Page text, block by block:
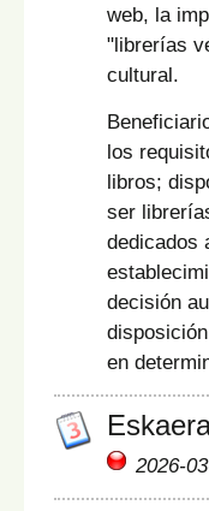
web, la
"librerías
cultural.
los
libros;
ser
dedicados
decisión
en
2026-